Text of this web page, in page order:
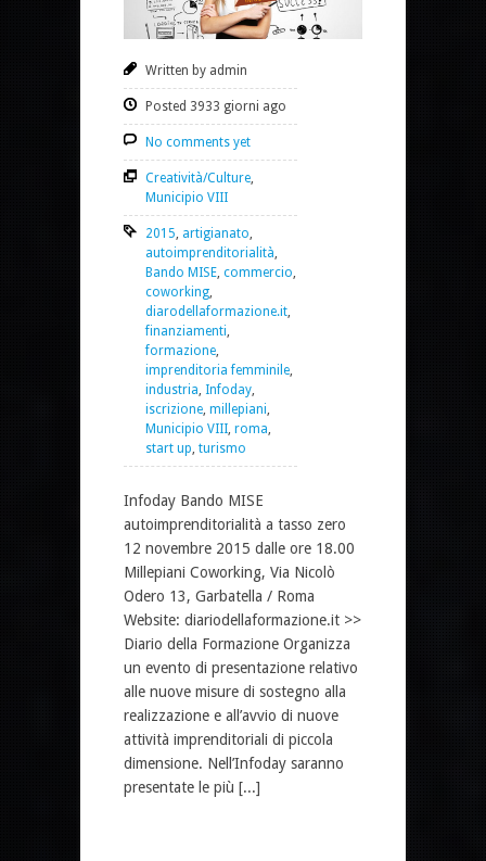
Written by admin
Posted 3933 giorni ago
No comments yet
Creatività/Culture,
Municipio VIII
2015, artigianato,
autoimprenditorialità,
Bando MISE, commercio,
coworking,
diarodellaformazione.it,
finanziamenti,
formazione,
imprenditoria femminile,
industria, Infoday,
iscrizione, millepiani,
Municipio VIII, roma,
start up, turismo
Infoday Bando MISE
autoimprenditorialità a tasso zero
12 novembre 2015 dalle ore 18.00
Millepiani Coworking, Via Nicolò
Odero 13, Garbatella / Roma
Website: diariodellaformazione.it >>
Diario della Formazione Organizza
un evento di presentazione relativo
alle nuove misure di sostegno alla
realizzazione e all’avvio di nuove
attività imprenditoriali di piccola
dimensione. Nell’Infoday saranno
presentate le più [...]